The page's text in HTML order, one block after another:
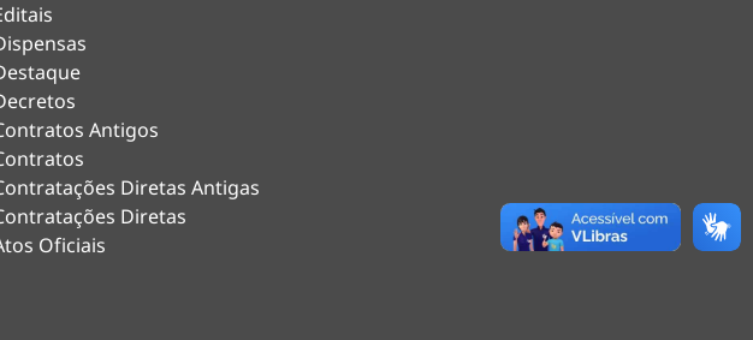
Antigos
Diretas Antigas
Diretas
Oficiais